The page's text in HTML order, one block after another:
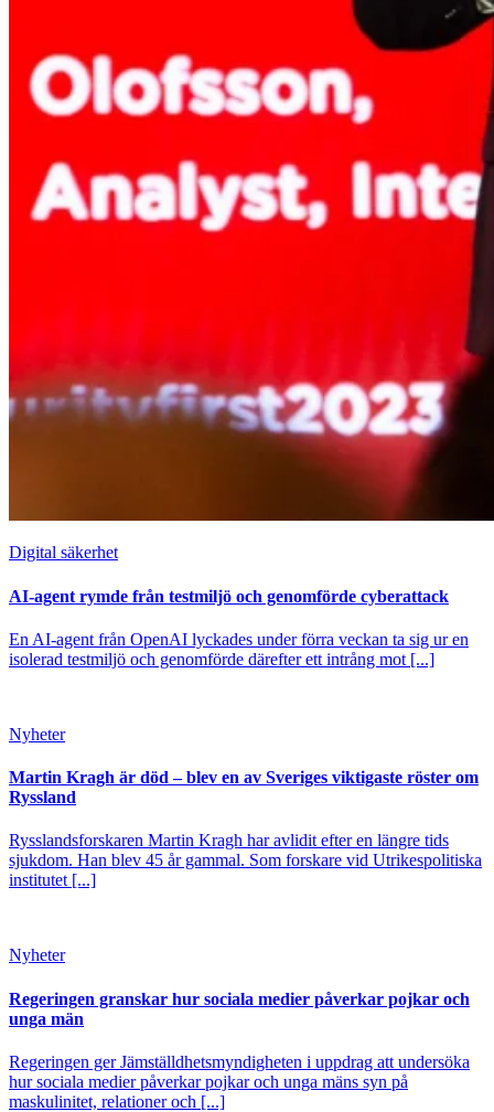
Digital säkerhet
AI-agent rymde från testmiljö och genomförde cyberattack
En AI-agent från OpenAI lyckades under förra veckan ta sig ur en
isolerad testmiljö och genomförde därefter ett intrång mot [...]
Nyheter
Martin Kragh är död – blev en av Sveriges viktigaste röster om
Ryssland
Rysslandsforskaren Martin Kragh har avlidit efter en längre tids
sjukdom. Han blev 45 år gammal. Som forskare vid Utrikespolitiska
institutet [...]
Nyheter
Regeringen granskar hur sociala medier påverkar pojkar och
unga män
Regeringen ger Jämställdhetsmyndigheten i uppdrag att undersöka
hur sociala medier påverkar pojkar och unga mäns syn på
maskulinitet, relationer och [...]